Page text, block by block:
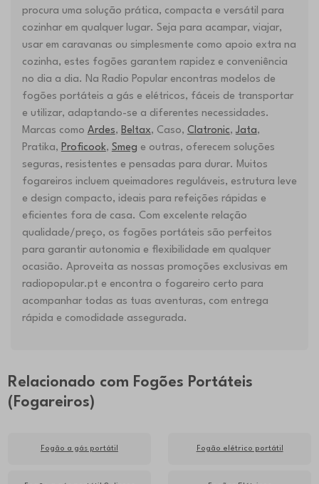
procura uma solução prática, compacta e versátil para
cozinhar em qualquer lugar. Seja para acampar, viajar,
usar em caravanas ou simplesmente como apoio extra na
cozinha, estes fogões garantem rapidez e conveniência
no dia a dia. Na Radio Popular encontras modelos de
fogões portáteis a gás e elétricos, fáceis de transportar
e utilizar, adaptando-se a diferentes necessidades.
Marcas como Ardes, Beltax, Caso, Clatronic, Jata,
Pratika, Proficook, Smeg e outras, oferecem soluções
seguras, resistentes e pensadas para durar. Muitos
fogareiros incluem queimadores reguláveis, estrutura leve
e design compacto, ideais para refeições rápidas e
eficientes fora de casa. Com excelente relação
qualidade/preço, os fogões portáteis são perfeitos
para garantir autonomia e flexibilidade em qualquer
ocasião. Aproveita as nossas promoções exclusivas em
radiopopular.pt e encontra o fogareiro certo para
acompanhar todas as tuas aventuras, com entrega
rápida e comodidade assegurada.
Relacionado com Fogões Portáteis
(Fogareiros)
Fogão a gás portátil Fogão elétrico portátil